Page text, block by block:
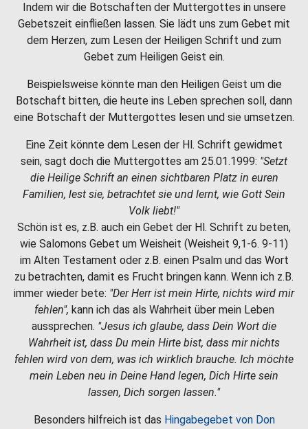
Indem wir die Botschaften der Muttergottes in unsere
Gebetszeit einfließen lassen. Sie lädt uns zum Gebet mit
dem Herzen, zum Lesen der Heiligen Schrift und zum
Gebet zum Heiligen Geist ein.
Beispielsweise könnte man den Heiligen Geist um die
Botschaft bitten, die heute ins Leben sprechen soll, dann
eine Botschaft der Muttergottes lesen und sie umsetzen.
Eine Zeit könnte dem Lesen der Hl. Schrift gewidmet
sein, sagt doch die Muttergottes am 25.01.1999: "Setzt
die Heilige Schrift an einen sichtbaren Platz in euren
Familien, lest sie, betrachtet sie und lernt, wie Gott Sein
Volk liebt!"
Schön ist es, z.B. auch ein Gebet der Hl. Schrift zu beten,
wie Salomons Gebet um Weisheit (Weisheit 9,1-6. 9-11)
im Alten Testament oder z.B. einen Psalm und das Wort
zu betrachten, damit es Frucht bringen kann. Wenn ich z.B.
immer wieder bete: "Der Herr ist mein Hirte, nichts wird mir
fehlen", kann ich das als Wahrheit über mein Leben
aussprechen. "Jesus ich glaube, dass Dein Wort die
Wahrheit ist, dass Du mein Hirte bist, dass mir nichts
fehlen wird von dem, was ich wirklich brauche. Ich möchte
mein Leben neu in Deine Hand legen, Dich Hirte sein
lassen, Dich sorgen lassen."
Besonders hilfreich ist das Hingabegebet von Don